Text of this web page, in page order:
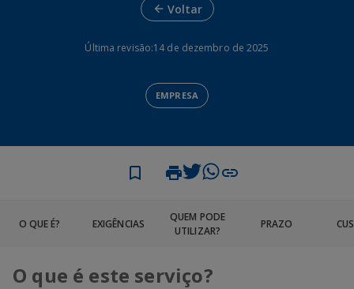
Voltar
Última revisão:14 de dezembro de 2025
EMPRESA
O QUE É? EXIGÊNCIAS
QUEM PODE
UTILIZAR?
PRAZO
O que é este serviço?